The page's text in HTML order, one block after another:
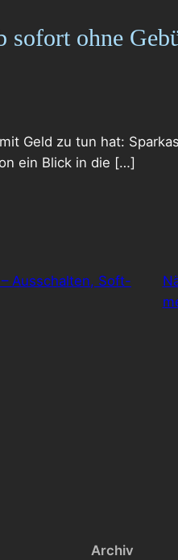
sofort ohne
Geld zu tun hat:
ein Blick in die […]
Ausschalten, Soft-
Archiv